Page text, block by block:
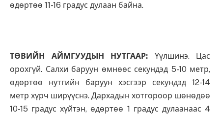
өдөртөө 11-16 градус дулаан байна.
ТӨВИЙН АЙМГУУДЫН НУТГААР: Үүлшинэ. Цас
орохгүй. Салхи баруун өмнөөс секундэд 5-10 метр,
өдөртөө нутгийн баруун хэсгээр секундэд 12-14
метр хүрч ширүүснэ. Дархадын хотгороор шөнөдөө
10-15 градус хүйтэн, өдөртөө 1 градус дулаанаас 4